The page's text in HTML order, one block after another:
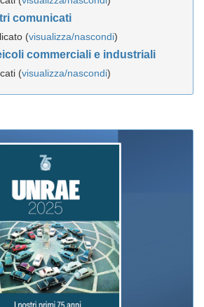
comunicati
(visualizza/nascondi)
commerciali e industriali
(visualizza/nascondi)